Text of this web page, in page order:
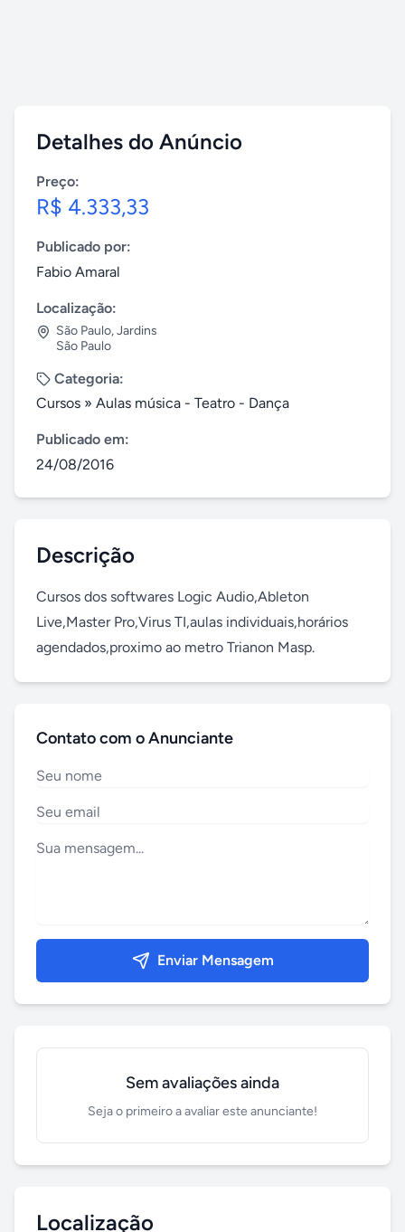
Detalhes do Anúncio
Preço:
R$ 4.333,33
Publicado por:
Fabio Amaral
Localização:
São Paulo,Jardins
São Paulo
Categoria:
Cursos » Aulas música - Teatro - Dança
Publicado em:
24/08/2016
Descrição
Cursos dos softwares Logic Audio,Ableton
Live,Master Pro,Virus TI,aulas individuais,horários
agendados,proximo ao metro Trianon Masp.
Contato com o Anunciante
Enviar Mensagem
Sem avaliações ainda
Seja o primeiro a avaliar este anunciante!
Localização